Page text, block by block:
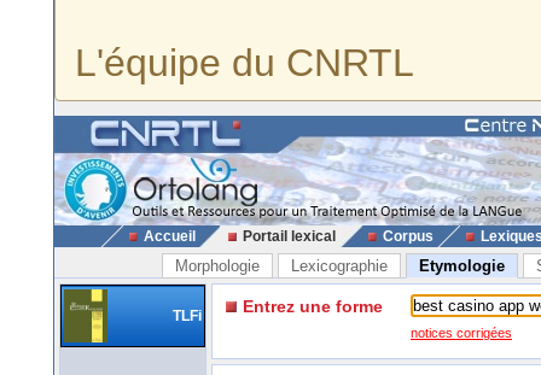
L'équipe du CNRTL
Accueil Portail lexical Corpus
Morphologie Lexicographie Etymologie
TLFi Entrez une forme
notices corrigées